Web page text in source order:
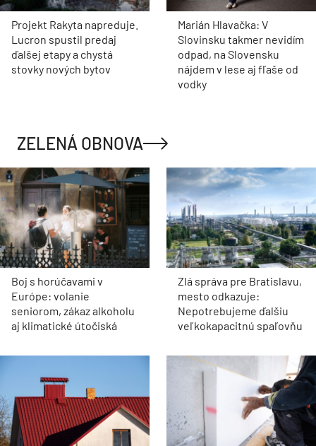
Projekt Rakyta napreduje.
Lucron spustil predaj
ďalšej etapy a chystá
stovky nových bytov
Marián Hlavačka: V
Slovinsku takmer nevidím
odpad, na Slovensku
nájdem v lese aj fľaše od
vodky
ZELENÁ OBNOVA
Boj s horúčavami v
Európe: volanie
seniorom, zákaz alkoholu
aj klimatické útočiská
Zlá správa pre Bratislavu,
mesto odkazuje:
Nepotrebujeme ďalšiu
veľkokapacitnú spaľovňu